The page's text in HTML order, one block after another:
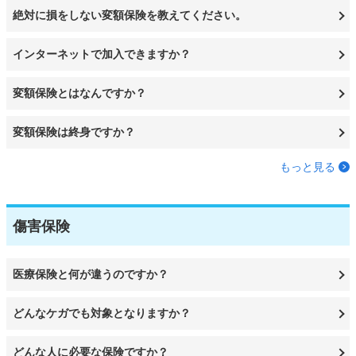
絶対に損をしない変額保険を教えてください。
インターネットで加入できますか？
変額保険とはなんですか？
変額保険は終身ですか？
もっと見る
傷害保険
医療保険と何が違うのですか？
どんなケガでも対象となりますか？
どんな人に必要な保険ですか？